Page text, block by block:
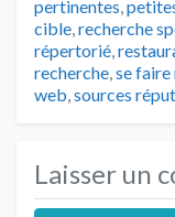
pertinentes,
cible,recherche
répertorié,
recherche,se faire
web,sources
Laisser un